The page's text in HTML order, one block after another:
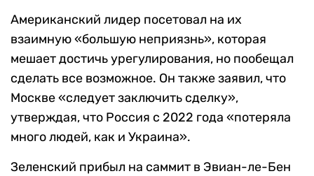
Американский лидер посетовал на их
взаимную «большую неприязнь», которая
мешает достичь урегулирования, но пообещал
сделать все возможное. Он также заявил, что
Москве «следует заключить сделку»,
утверждая, что Россия с 2022 года «потеряла
много людей, как и Украина».
Зеленский прибыл на саммит в Эвиан-ле-Бен